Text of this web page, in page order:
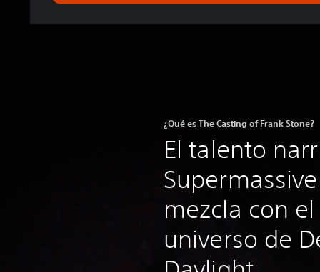
¿Qué es The Casting of Frank Stone?
El talento
mezcla con el
universo de